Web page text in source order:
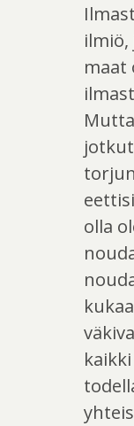
maat
olla